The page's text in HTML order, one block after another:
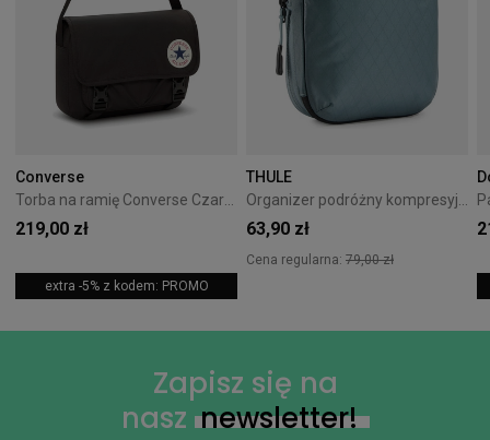
Converse
Torba na ramię Converse Czarna 10026011-A01
219,00 zł
extra -5% z kodem: PROMO
THULE
Organizer podróżny kompresyjny Thule PackingCube S Pond Gray
63,90 zł
Cena regularna: 79,00 zł
Zapisz się na
nasz newsletter!